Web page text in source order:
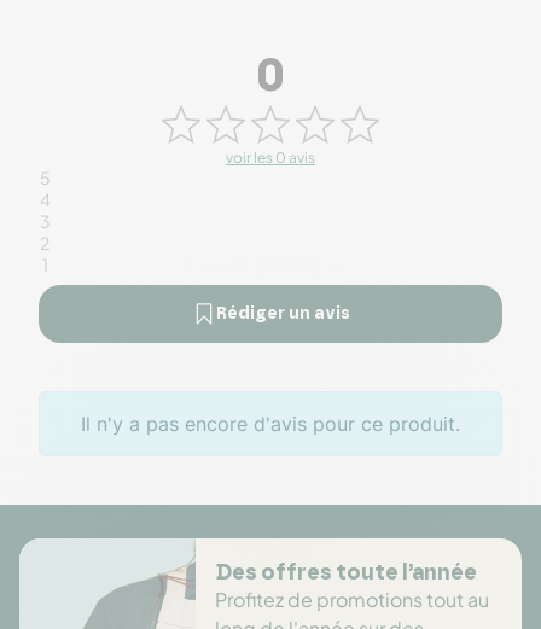
0
voir les 0 avis
5
4
3
2
1
Rédiger un avis
Il n'y a pas encore d'avis pour ce produit.
Des offres toute l’année
Profitez de promotions tout au